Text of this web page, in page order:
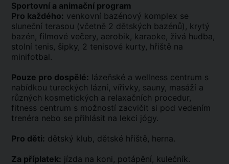
Sportovní a animační program
Pro každého: venkovní bazénový komplex se
sluneční terasou (včetně 2 dětských bazénů), krytý
bazén, filmové večery, aerobik, karaoke, živá hudba,
stolní tenis, šipky, 2 tenisové kurty, hřiště na
minifotbal.
Pouze pro dospělé: lázeňské a wellness centrum s
nabídkou tureckých lázní, vířivky, sauny, masáží a
různých kosmetických a relaxačních procedur,
fitness centrum s možností zacvičit si pod vedením
trenéra nebo se přihlásit na lekci jógy.
Pro děti: dětský klub, dětské hřiště, herna.
Za příplatek: jízda na koni, potápění, kulečník.